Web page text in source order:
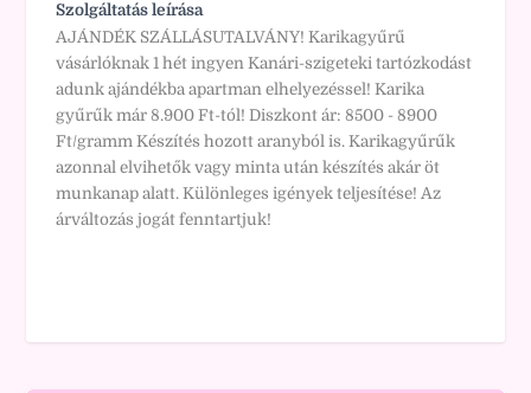
Szolgáltatás leírása
AJÁNDÉK SZÁLLÁSUTALVÁNY! Karikagyűrű
vásárlóknak 1 hét ingyen Kanári-szigeteki tartózkodást
adunk ajándékba apartman elhelyezéssel! Karika
gyűrűk már 8.900 Ft-tól! Diszkont ár: 8500 - 8900
Ft/gramm Készítés hozott aranyból is. Karikagyűrűk
azonnal elvihetők vagy minta után készítés akár öt
munkanap alatt. Különleges igények teljesítése! Az
árváltozás jogát fenntartjuk!